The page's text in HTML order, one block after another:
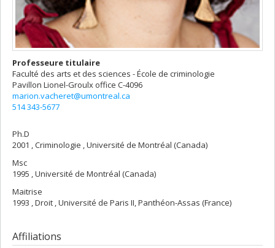
Professeure titulaire
Faculté des arts et des sciences - École de criminologie
Pavillon Lionel-Groulx office C-4096
marion.vacheret@umontreal.ca
514 343-5677
Ph.D
2001 , Criminologie , Université de Montréal (Canada)
Msc
1995 , Université de Montréal (Canada)
Maitrise
1993 , Droit , Université de Paris II, Panthéon-Assas (France)
Affiliations